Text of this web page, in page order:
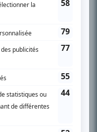
Richard Therrien carbure à
«l’encyclopédie de la
régulièrement commenter